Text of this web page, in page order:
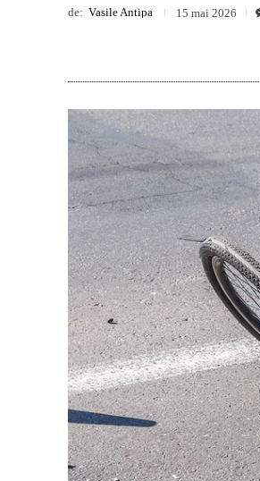
de: Vasile Antipa 15 mai 2026